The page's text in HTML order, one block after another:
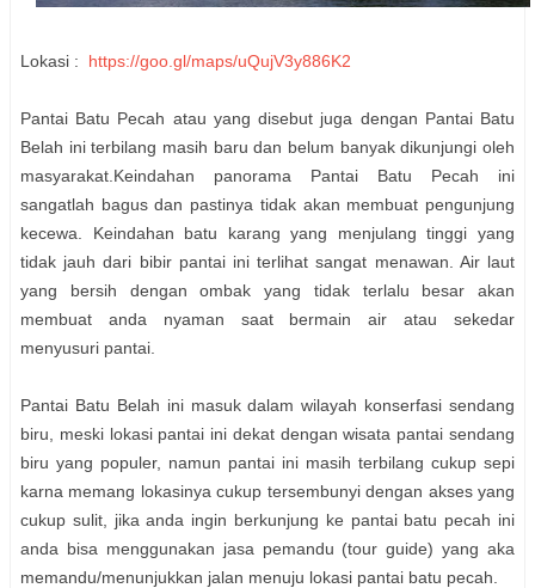
Lokasi : https://goo.gl/maps/uQujV3y886K2
Pantai Batu Pecah atau yang disebut juga dengan Pantai Batu
Belah ini terbilang masih baru dan belum banyak dikunjungi oleh
masyarakat.Keindahan panorama Pantai Batu Pecah ini
sangatlah bagus dan pastinya tidak akan membuat pengunjung
kecewa. Keindahan batu karang yang menjulang tinggi yang
tidak jauh dari bibir pantai ini terlihat sangat menawan. Air laut
yang bersih dengan ombak yang tidak terlalu besar akan
membuat anda nyaman saat bermain air atau sekedar
menyusuri pantai.
Pantai Batu Belah ini masuk dalam wilayah konserfasi sendang
biru, meski lokasi pantai ini dekat dengan wisata pantai sendang
biru yang populer, namun pantai ini masih terbilang cukup sepi
karna memang lokasinya cukup tersembunyi dengan akses yang
cukup sulit, jika anda ingin berkunjung ke pantai batu pecah ini
anda bisa menggunakan jasa pemandu (tour guide) yang aka
memandu/menunjukkan jalan menuju lokasi pantai batu pecah.